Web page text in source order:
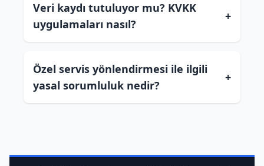
Veri kaydı tutuluyor mu? KVKK
uygulamaları nasıl?
+
Özel servis yönlendirmesi ile ilgili
yasal sorumluluk nedir?
+